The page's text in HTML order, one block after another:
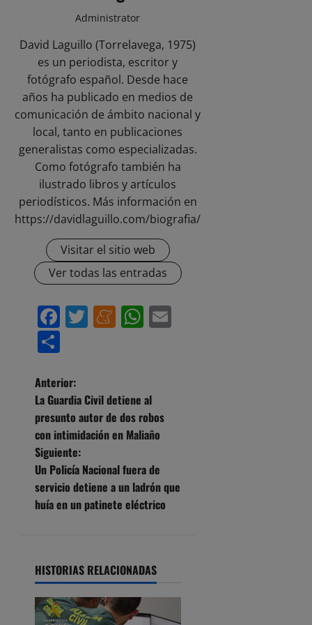
Administrator
David Laguillo (Torrelavega, 1975)
es un periodista, escritor y
fotógrafo español. Desde hace
años ha publicado en medios de
comunicación de ámbito nacional y
local, tanto en publicaciones
generalistas como especializadas.
Como fotógrafo también ha
ilustrado libros y artículos
periodísticos. Más información en
https://davidlaguillo.com/biografia/
Visitar el sitio web
Ver todas las entradas
Facebook
Twitter
Meneame
WhatsApp
N
a
v
e
g
c
i
Anterior:
La Guardia Civil detiene al
presunto autor de dos robos
con intimidación en Maliaño
Siguiente:
Un Policía Nacional fuera de
servicio detiene a un ladrón que
huía en un patinete eléctrico
HISTORIAS RELACIONADAS